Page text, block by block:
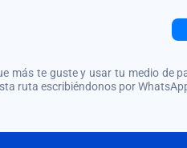
más te guste y usar tu medio
ruta escribiéndonos por